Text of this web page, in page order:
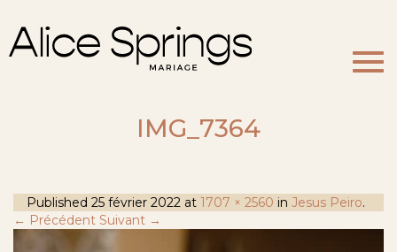
IMG_7364
Published 25 février 2022 at 1707 × 2560 in Jesus Peiro.
← Précédent Suivant →